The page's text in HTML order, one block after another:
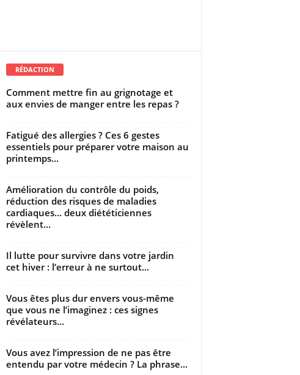
RÉDACTION
Comment mettre fin au grignotage et
aux envies de manger entre les repas ?
Fatigué des allergies ? Ces 6 gestes
essentiels pour préparer votre maison au
printemps...
Amélioration du contrôle du poids,
réduction des risques de maladies
cardiaques… deux diététiciennes
révèlent...
Il lutte pour survivre dans votre jardin
cet hiver : l’erreur à ne surtout...
Vous êtes plus dur envers vous-même
que vous ne l’imaginez : ces signes
révélateurs...
Vous avez l’impression de ne pas être
entendu par votre médecin ? La phrase...